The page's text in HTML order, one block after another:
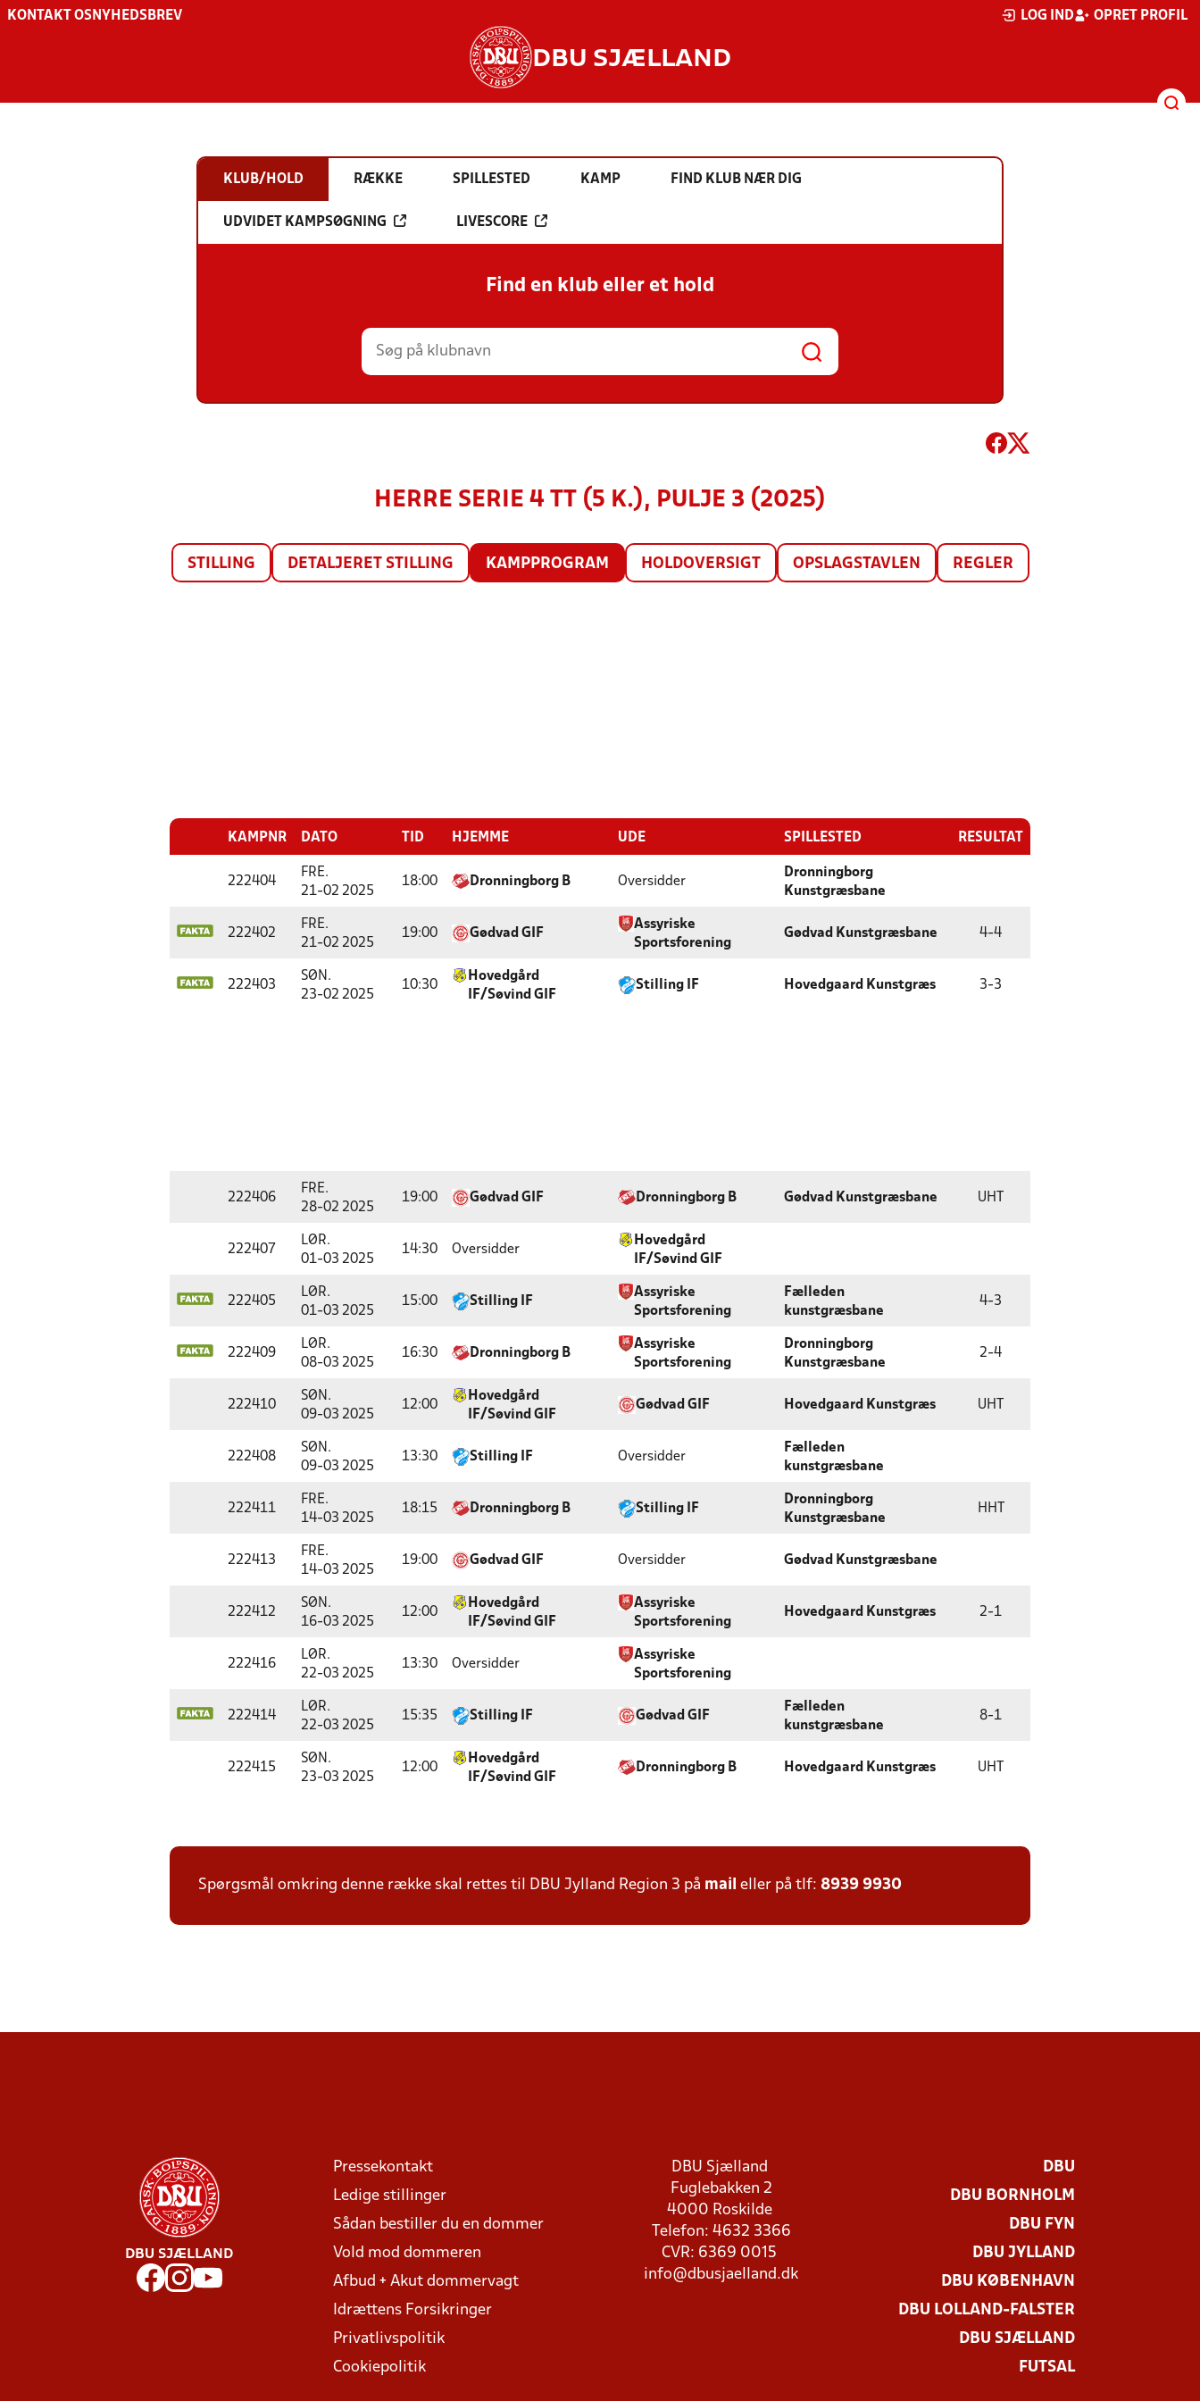
KONTAKT OS NYHEDSBREV LOG IND OPRET PROFIL
DBU SJÆLLAND
KLUB/HOLD RÆKKE SPILLESTED KAMP FIND KLUB NÆR DIG
UDVIDET KAMPSØGNING LIVESCORE
Find en klub eller et hold
HERRE SERIE 4 TT (5 K.), PULJE 3 (2025)
STILLING DETALJERET STILLING KAMPPROGRAM HOLDOVERSIGT OPSLAGSTAVLEN REGLER
KAMPNR DATO TID HJEMME UDE SPILLESTED RESULTAT
222404
FRE.
21-02 2025
18:00 Dronningborg B Oversidder
Dronningborg
Kunstgræsbane
222402
FRE.
21-02 2025
19:00 Gødvad GIF
Assyriske
Sportsforening
Gødvad Kunstgræsbane 4-4
222403
SØN.
23-02 2025
10:30
Hovedgård
IF/Søvind GIF
Stilling IF Hovedgaard Kunstgræs 3-3
222406
FRE.
28-02 2025
19:00 Gødvad GIF Dronningborg B Gødvad Kunstgræsbane UHT
222407
LØR.
01-03 2025
14:30 Oversidder
Hovedgård
IF/Søvind GIF
222405
LØR.
01-03 2025
15:00 Stilling IF
Assyriske
Sportsforening
Fælleden
kunstgræsbane
4-3
222409
LØR.
08-03 2025
16:30 Dronningborg B
Assyriske
Sportsforening
Dronningborg
Kunstgræsbane
2-4
222410
SØN.
09-03 2025
12:00
Hovedgård
IF/Søvind GIF
Gødvad GIF Hovedgaard Kunstgræs UHT
222408
SØN.
09-03 2025
13:30 Stilling IF Oversidder
Fælleden
kunstgræsbane
222411
FRE.
14-03 2025
18:15 Dronningborg B Stilling IF
Dronningborg
Kunstgræsbane
HHT
222413
FRE.
14-03 2025
19:00 Gødvad GIF Oversidder Gødvad Kunstgræsbane
222412
SØN.
16-03 2025
12:00
Hovedgård
IF/Søvind GIF
Assyriske
Sportsforening
Hovedgaard Kunstgræs 2-1
222416
LØR.
22-03 2025
13:30 Oversidder
Assyriske
Sportsforening
222414
LØR.
22-03 2025
15:35 Stilling IF Gødvad GIF
Fælleden
kunstgræsbane
8-1
222415
SØN.
23-03 2025
12:00
Hovedgård
IF/Søvind GIF
Dronningborg B Hovedgaard Kunstgræs UHT
Spørgsmål omkring denne række skal rettes til DBU Jylland Region 3 på mail eller på tlf: 8939 9930
DBU SJÆLLAND
Pressekontakt
Ledige stillinger
Sådan bestiller du en dommer
Vold mod dommeren
Afbud + Akut dommervagt
Idrættens Forsikringer
Privatlivspolitik
Cookiepolitik
DBU Sjælland
Fuglebakken 2
4000 Roskilde
Telefon: 4632 3366
CVR: 6369 0015
info@dbusjaelland.dk
DBU
DBU BORNHOLM
DBU FYN
DBU JYLLAND
DBU KØBENHAVN
DBU LOLLAND-FALSTER
DBU SJÆLLAND
FUTSAL